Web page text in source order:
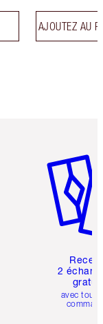
AJOUTEZ AU
2
avec